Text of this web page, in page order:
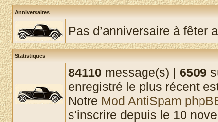
Anniversaires
Pas d’anniversaire à fêter
Statistiques
84110 message(s) | 6509
enregistré le plus récent
Notre Mod AntiSpam
s'inscrire depuis le 10